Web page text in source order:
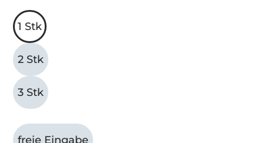
1 Stk
2 Stk
3 Stk
freie Eingabe